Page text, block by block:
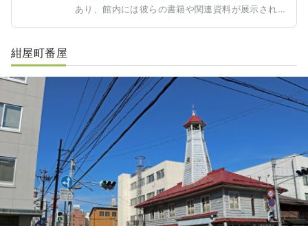
あり、館内には彼らの書籍や関連資料が展示され
ックな雰囲気が漂っています。石川啄木や宮沢賢
治の作品に興味がある方や、レトロな建築を愛す
る方には必見のスポットです。また、館内にはカ
フェも併設されており、喉が渇いたりお腹が空い
た際には、ゆったりとしたティータイムを楽しむ
ことができます。
紺屋町番屋